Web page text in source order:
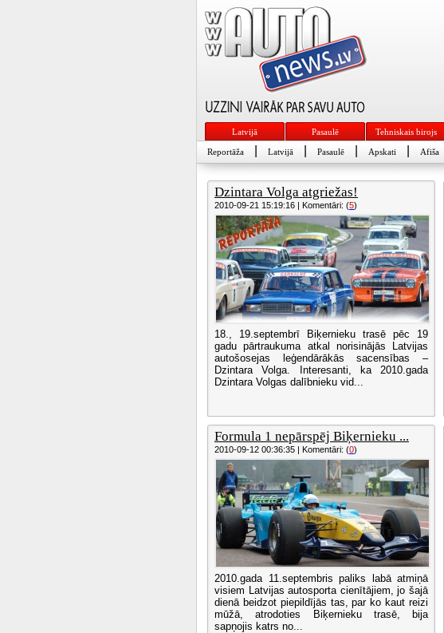
Latvijā Pasaulē Tehniskais birojs
Reportāža Latvijā Pasaulē Apskati Afiša
Dzintara Volga atgriežas!
2010-09-21 15:19:16 | Komentāri: (5)
18., 19.septembrī Biķernieku trasē pēc 19
gadu pārtraukuma atkal norisinājās Latvijas
autošosejas leģendārākās sacensības –
Dzintara Volga. Interesanti, ka 2010.gada
Dzintara Volgas dalībnieku vid...
Formula 1 nepārspēj Biķernieku ...
2010-09-12 00:36:35 | Komentāri: (0)
2010.gada 11.septembris paliks labā atmiņā
visiem Latvijas autosporta cienītājiem, jo šajā
dienā beidzot piepildījās tas, par ko kaut reizi
mūžā, atrodoties Biķernieku trasē, bija
sapņojis katrs no...